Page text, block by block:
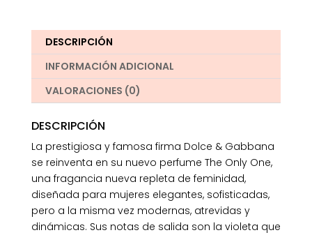
DESCRIPCIÓN
INFORMACIÓN ADICIONAL
VALORACIONES (0)
DESCRIPCIÓN
La prestigiosa y famosa firma Dolce & Gabbana
se reinventa en su nuevo perfume The Only One,
una fragancia nueva repleta de feminidad,
diseñada para mujeres elegantes, sofisticadas,
pero a la misma vez modernas, atrevidas y
dinámicas. Sus notas de salida son la violeta que